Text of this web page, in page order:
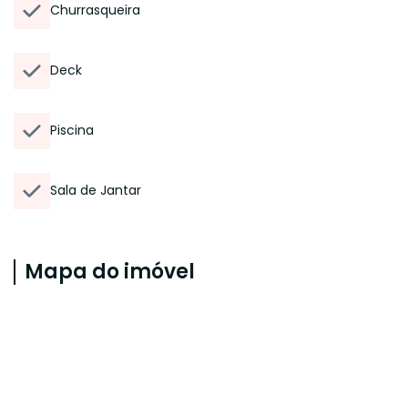
Churrasqueira
Deck
Piscina
Sala de Jantar
Mapa do imóvel